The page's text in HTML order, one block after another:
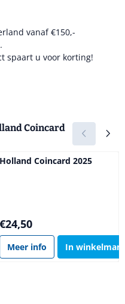
vanaf €150,-
spaart u voor korting!
Coincard
Holland Coincard 2025
Prijs: 24,50
€24,50
Meer info In